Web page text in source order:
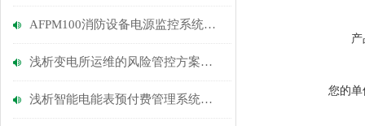
AFPM100消防设备电源监控系统在无锡威孚701车间的应用
浅析变电所运维的风险管控方案分析
浅析智能电能表预付费管理系统的费控策略
您的单